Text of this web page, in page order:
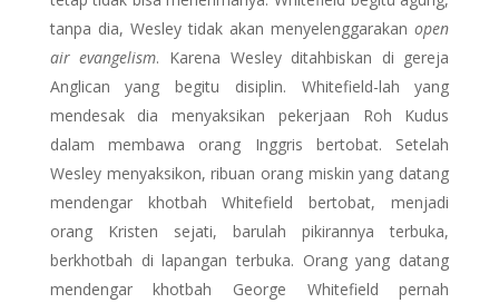
tanpa dia, Wesley tidak akan menyelenggarakanopen
air evangelism. Karena Wesley ditahbiskan di gereja
Anglican yang begitu disiplin. Whitefield-lah yang
mendesak dia menyaksikan pekerjaan Roh Kudus
dalam membawa orang Inggris bertobat. Setelah
Wesley menyaksikon, ribuan orang miskin yang datang
mendengar khotbah Whitefield bertobat, menjadi
orang Kristen sejati, barulah pikirannya terbuka,
berkhotbah di lapangan terbuka. Orang yang datang
mendengar khotbah George Whitefield pernah